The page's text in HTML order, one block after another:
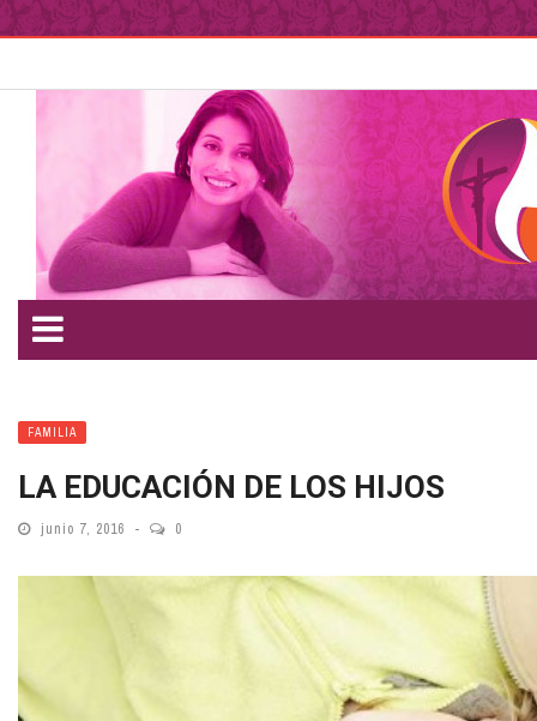
FAMILIA
LA EDUCACIÓN DE LOS HIJOS
junio 7, 2016 0